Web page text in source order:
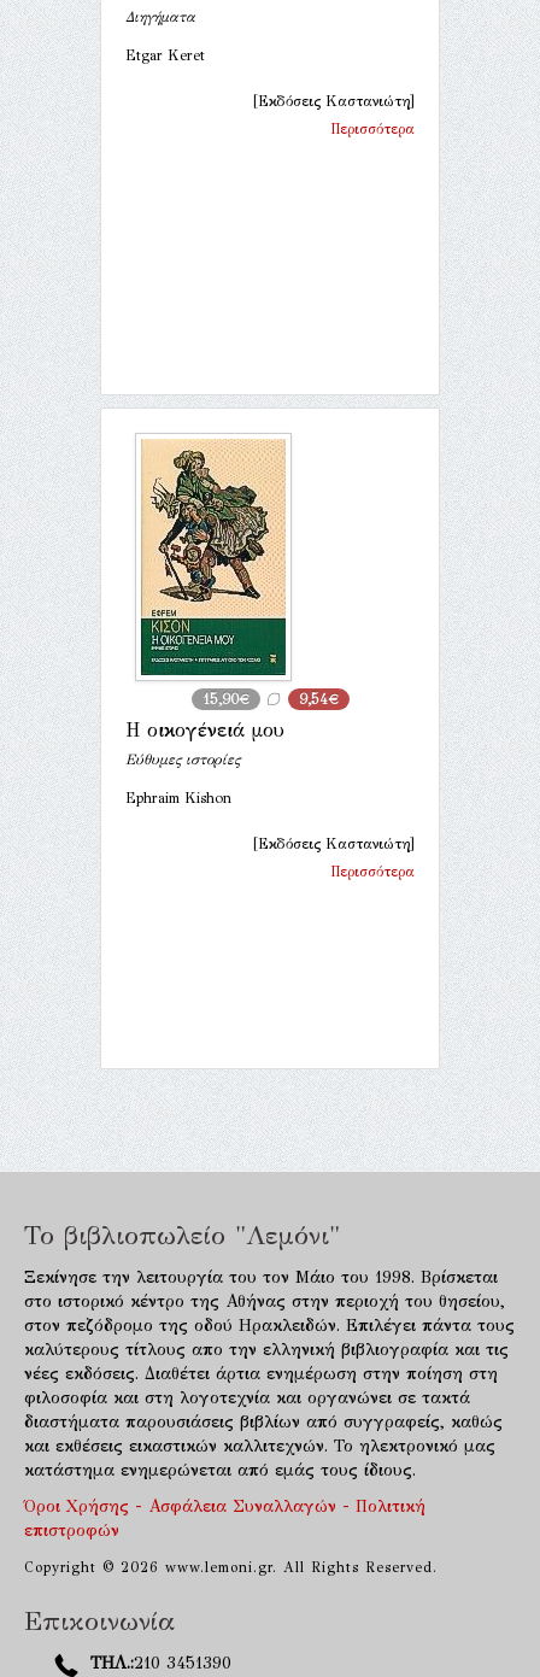
Διηγήματα
Etgar Keret
[Εκδόσεις Καστανιώτη]
Περισσότερα
15,90€ 9,54€
Η οικογένειά μου
Εύθυμες ιστορίες
Ephraim Kishon
[Εκδόσεις Καστανιώτη]
Περισσότερα
Το βιβλιοπωλείο "Λεμόνι"
Ξεκίνησε την λειτουργία του τον Μάιο του 1998. Βρίσκεται
στο ιστορικό κέντρο της Αθήνας στην περιοχή του θησείου,
στον πεζόδρομο της οδού Ηρακλειδών. Επιλέγει πάντα τους
καλύτερους τίτλους απο την ελληνική βιβλιογραφία και τις
νέες εκδόσεις. Διαθέτει άρτια ενημέρωση στην ποίηση στη
φιλοσοφία και στη λογοτεχνία και οργανώνει σε τακτά
διαστήματα παρουσιάσεις βιβλίων από συγγραφείς, καθώς
και εκθέσεις εικαστικών καλλιτεχνών. Το ηλεκτρονικό μας
κατάστημα ενημερώνεται από εμάς τους ίδιους.
Όροι Χρήσης - Ασφάλεια Συναλλαγών - Πολιτική
επιστροφών
Copyright © 2026 www.lemoni.gr. All Rights Reserved.
Επικοινωνία
ΤΗΛ.:210 3451390